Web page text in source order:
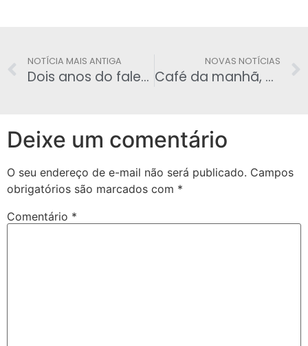
NOTÍCIA MAIS ANTIGA
Dois anos do falecimento do colega, Jessé Mendonça Bittencourt
NOVAS NOTÍCIAS
Café da manhã, hoje dia 03, no Sinpfetro
Deixe um comentário
O seu endereço de e-mail não será publicado. Campos
obrigatórios são marcados com *
Comentário *